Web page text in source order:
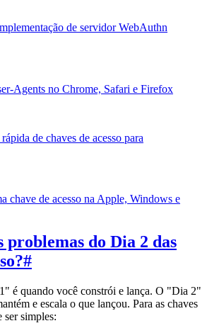
de servidor WebAuthn
Agents no Chrome, Safari e Firefox
de chaves de acesso para
chave de acesso na Apple, Windows e
problemas do Dia 2 das
#
é quando você constrói e lança. O "Dia 2"
e escala o que lançou. Para as chaves
ser simples: